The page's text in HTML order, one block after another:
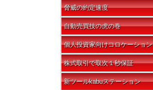
脅威の約定速度
自動売買技の虎の巻
個人投資家向けコロケーション
株式取引で取次１秒保証
新ツールkabuステーション